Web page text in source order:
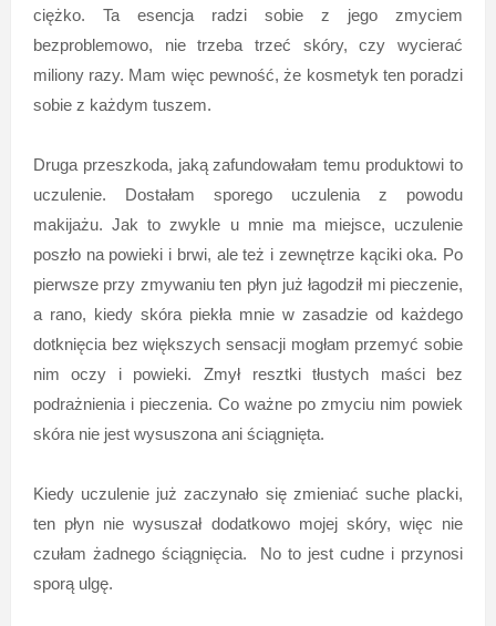
ciężko. Ta esencja radzi sobie z jego zmyciem
bezproblemowo, nie trzeba trzeć skóry, czy wycierać
miliony razy. Mam więc pewność, że kosmetyk ten poradzi
sobie z każdym tuszem.
Druga przeszkoda, jaką zafundowałam temu produktowi to
uczulenie. Dostałam sporego uczulenia z powodu
makijażu. Jak to zwykle u mnie ma miejsce, uczulenie
poszło na powieki i brwi, ale też i zewnętrze kąciki oka. Po
pierwsze przy zmywaniu ten płyn już łagodził mi pieczenie,
a rano, kiedy skóra piekła mnie w zasadzie od każdego
dotknięcia bez większych sensacji mogłam przemyć sobie
nim oczy i powieki. Zmył resztki tłustych maści bez
podrażnienia i pieczenia. Co ważne po zmyciu nim powiek
skóra nie jest wysuszona ani ściągnięta.
Kiedy uczulenie już zaczynało się zmieniać suche placki,
ten płyn nie wysuszał dodatkowo mojej skóry, więc nie
czułam żadnego ściągnięcia. No to jest cudne i przynosi
sporą ulgę.